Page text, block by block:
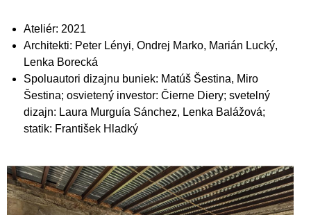
Ateliér: 2021
Architekti: Peter Lényi, Ondrej Marko, Marián Lucký,
Lenka Borecká
Spoluautori dizajnu buniek: Matúš Šestina, Miro
Šestina; osvietený investor: Čierne Diery; svetelný
dizajn: Laura Murguía Sánchez, Lenka Balážová;
statik: František Hladký